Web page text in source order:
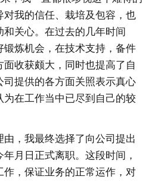
对我的信任、栽培及包容，也
关心。在过去的几年时间
锻炼机会，在技术支持，备件
收获颇大，同时也提高了自
司提供的各方面关照表示真心
为在工作当中已尽到自己的较
，我最终选择了向公司提出
月日正式离职。这段时间，
，保证业务的正常运作，对